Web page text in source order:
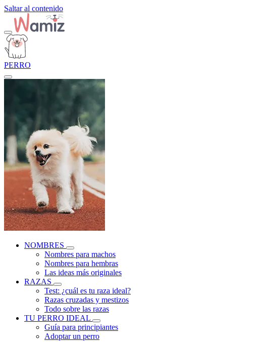
Saltar al contenido
PERRO
NOMBRES
Nombres para machos
Nombres para hembras
Las ideas más originales
RAZAS
Test: ¿cuál es tu raza ideal?
Razas cruzadas y mestizos
Todo sobre las razas
TU PERRO IDEAL
Guía para principiantes
Adoptar un perro